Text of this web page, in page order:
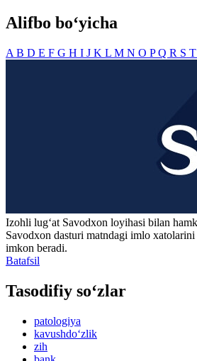
Alifbo bo‘yicha
A B D E F G H I J K L M N O PQ R S T
Izohli lugʻat Savodxon loyihasi bilan
Savodxon dasturi matndagi imlo xatolarini
imkon beradi.
Batafsil
Tasodifiy so‘zlar
patologiya
kavushdo‘zlik
zih